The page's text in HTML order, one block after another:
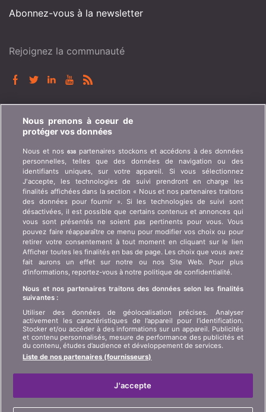
Abonnez-vous à la newsletter
Rejoignez la communauté
BONUS.CH
comparatifs ? Demande de presse, partenariat,
publicité, ...
Qui sommes-nous ?
Contact
Publicité
Affiliation / Partenariat
Presse
Information client art. 45
LSA
Protection des données
Informations juridiques
Plan du site
LANGUE
FR IT
Nous prenons à coeur de
protéger vos données
Nous et nos638 partenaires stockons et accédons à des données
personnelles, telles que des données de navigation ou des
identifiants uniques, sur votre appareil. Si vous sélectionnez
J'accepte, les technologies de suivi prendront en charge les
finalités affichées dans la section « Nous et nos partenaires traitons
des données pour fournir ». Si les technologies de suivi sont
désactivées, il est possible que certains contenus et annonces qui
vous sont présentés ne soient pas pertinents pour vous. Vous
pouvez faire réapparaître ce menu pour modifier vos choix ou pour
retirer votre consentement à tout moment en cliquant sur le lien
Afficher toutes les finalités en bas de page. Les choix que vous avez
fait aurons un effet sur notre ou nos Site Web. Pour plus
d’informations, reportez-vous à notre politique de confidentialité.
Nous et nos partenaires traitons des données selon les finalités
suivantes :
Utiliser des données de géolocalisation précises. Analyser
activement les caractéristiques de l’appareil pour l’identification.
Stocker et/ou accéder à des informations sur un appareil. Publicités
et contenu personnalisés, mesure de performance des publicités et
du contenu, études d’audience et développement de services.
Liste de nos partenaires (fournisseurs)
J'accepte